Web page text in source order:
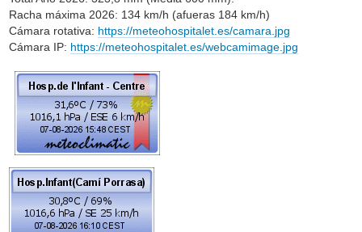
Racha máxima 2026: 134 km/h (afueras 184 km/h)
Cámara rotativa: https://meteohospitalet.es/camara.jpg
Cámara IP: https://meteohospitalet.es/webcamimage.jpg